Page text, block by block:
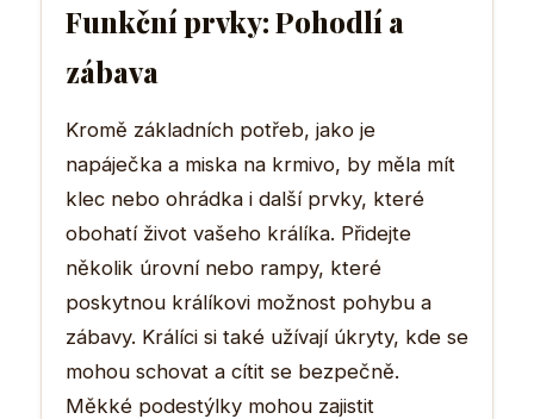
Funkční prvky: Pohodlí a
zábava
Kromě základních potřeb, jako je
napáječka a miska na krmivo, by měla mít
klec nebo ohrádka i další prvky, které
obohatí život vašeho králíka. Přidejte
několik úrovní nebo rampy, které
poskytnou králíkovi možnost pohybu a
zábavy. Králíci si také užívají úkryty, kde se
mohou schovat a cítit se bezpečně.
Měkké podestýlky mohou zajistit